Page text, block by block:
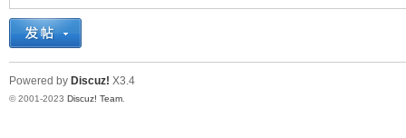
Powered by Discuz! X3.4
© 2001-2023 Discuz! Team.